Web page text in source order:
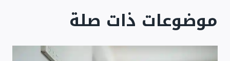
موضوعات ذات صلة